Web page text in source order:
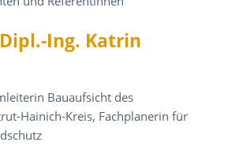
Ing. Katrin
Bauaufsicht des
Hainich-Kreis, Fachplanerin für